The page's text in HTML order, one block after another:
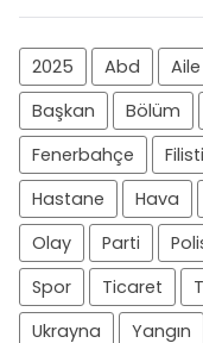
2025 Abd Aile
Başkan
Bölüm
Fenerbahçe
Hastane
Hava
Olay
Parti
Spor
Ticaret
Ukrayna
Yangın